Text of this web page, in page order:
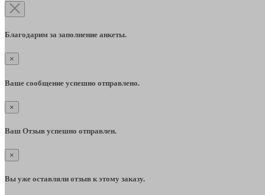
Благодарим за заполнение анкеты.
×
Ваше сообщение успешно отправлено.
×
Ваш Отзыв успешно отправлен.
×
Вы уже оставляли отзыв к этому заказу.